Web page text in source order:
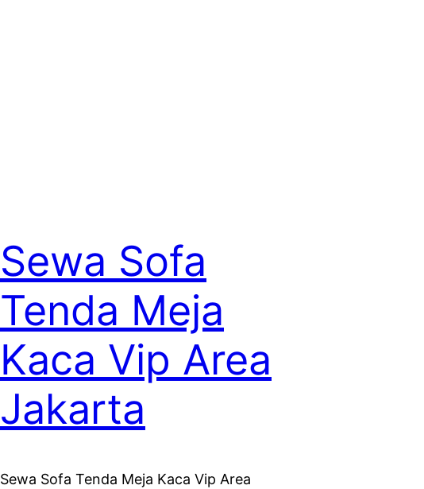
Sewa Sofa
Tenda Meja
Kaca Vip Area
Jakarta
Sewa Sofa Tenda Meja Kaca Vip Area